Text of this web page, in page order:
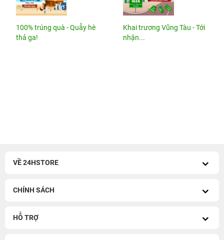
100% trúng quà - Quẫy hè
thả ga!
Khai trương Vũng Tàu - Tới
nhận...
VỀ 24HSTORE
CHÍNH SÁCH
HỖ TRỢ